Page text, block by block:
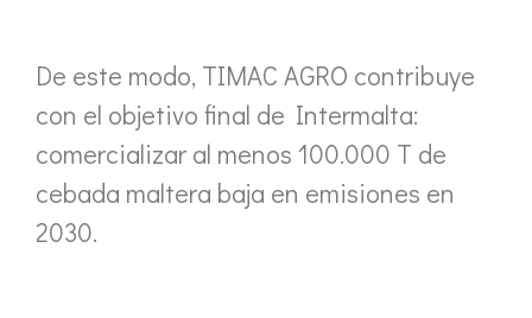
De este modo, TIMAC AGRO contribuye
con el objetivo final de Intermalta:
comercializar al menos 100.000 T de
cebada maltera baja en emisiones en
2030.